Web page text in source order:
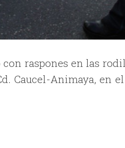
raspones en las
Caucel-Animaya, en